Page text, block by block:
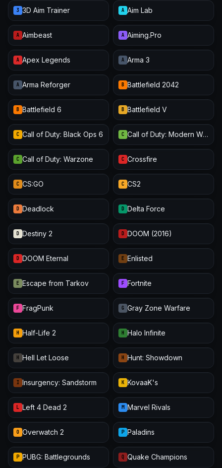
3 3D Aim Trainer A Aim Lab
A Aimbeast A Aiming.Pro
A Apex Legends A Arma 3
A Arma Reforger B Battlefield 2042
B Battlefield 6 B Battlefield V
C Call of Duty: Black Ops 6 C Call of Duty: Modern Warfare III
C Call of Duty: Warzone C Crossfire
C CS:GO C CS2
D Deadlock D Delta Force
D Destiny 2 D DOOM (2016)
D DOOM Eternal E Enlisted
E Escape from Tarkov F Fortnite
F FragPunk G Gray Zone Warfare
H Half-Life 2 H Halo Infinite
H Hell Let Loose H Hunt: Showdown
I Insurgency: Sandstorm K KovaaK's
L Left 4 Dead 2 M Marvel Rivals
O Overwatch 2 P Paladins
P PUBG: Battlegrounds Q Quake Champions